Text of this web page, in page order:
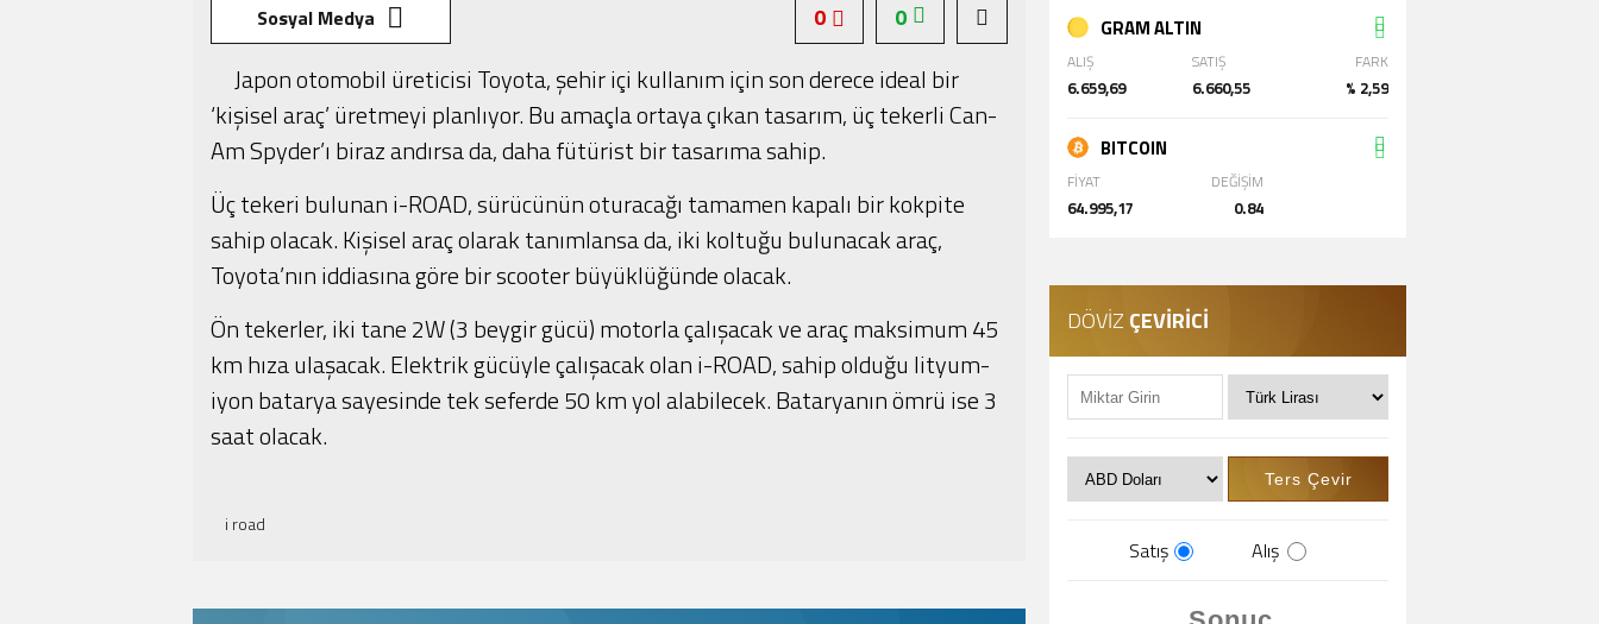
Sosyal Medya 0
0
Japon otomobil üreticisi Toyota, şehir içi kullanım için son derece ideal bir
‘kişisel araç’ üretmeyi planlıyor. Bu amaçla ortaya çıkan tasarım, üç tekerli Can-
Am Spyder’ı biraz andırsa da, daha fütürist bir tasarıma sahip.
Üç tekeri bulunan i-ROAD, sürücünün oturacağı tamamen kapalı bir kokpite
sahip olacak. Kişisel araç olarak tanımlansa da, iki koltuğu bulunacak araç,
Toyota’nın iddiasına göre bir scooter büyüklüğünde olacak.
Ön tekerler, iki tane 2W (3 beygir gücü) motorla çalışacak ve araç maksimum 45
km hıza ulaşacak. Elektrik gücüyle çalışacak olan i-ROAD, sahip olduğu lityum-
iyon batarya sayesinde tek seferde 50 km yol alabilecek. Bataryanın ömrü ise 3
saat olacak.
i road
GRAM ALTIN
ALIŞ SATIŞ FARK
6.659,69 6.660,55 % 2,59
BITCOIN
FİYAT DEĞİŞİM
64.995,17 0.84
DÖVİZ ÇEVİRİCİ
Satış Alış